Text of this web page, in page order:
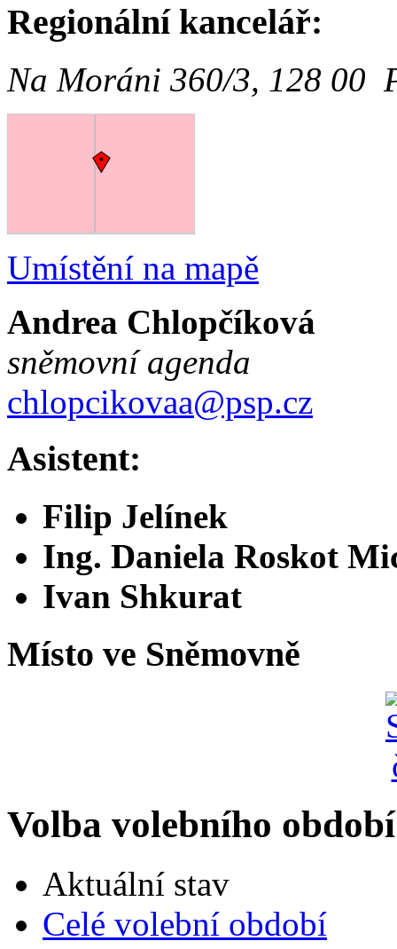
Regionální kancelář:
Na Moráni 360/3, 128 00
Umístění na mapě
Andrea Chlopčíková
sněmovní agenda
chlopcikovaa@psp.cz
Asistent:
Filip Jelínek
Ing. Daniela Roskot
Ivan Shkurat
Místo ve Sněmovně
Volba volebního období
Aktuální stav
Celé volební období